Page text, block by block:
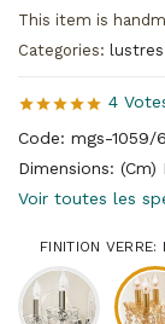
This item is
Categories:
4
Code: mgs-1059/
Dimensions:
Voir toutes les
FINITION VERRE: